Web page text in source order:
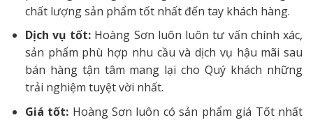
chất lượng sản phẩm tốt nhất đến tay khách hàng.
Dịch vụ tốt: Hoàng Sơn luôn luôn tư vấn chính xác,
sản phẩm phù hợp nhu cầu và dịch vụ hậu mãi sau
bán hàng tận tâm mang lại cho Quý khách những
trải nghiệm tuyệt vời nhất.
Giá tốt: Hoàng Sơn luôn có sản phẩm giá Tốt nhất